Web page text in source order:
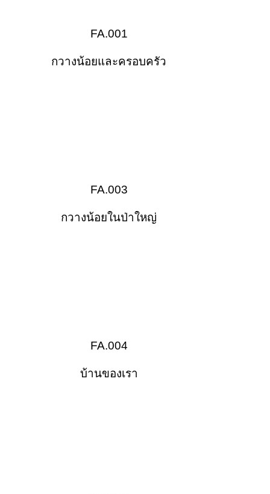
FA.001
กวางน้อยและครอบครัว
FA.003
กวางน้อยในป่าใหญ่
FA.004
บ้านของเรา